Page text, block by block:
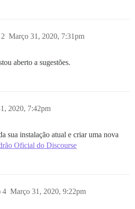
Março 31, 2020, 7:31pm
2
aberto a sugestões.
2020, 7:42pm
sua instalação atual e criar uma nova
Oficial do Discourse
Março 31, 2020, 9:22pm
4